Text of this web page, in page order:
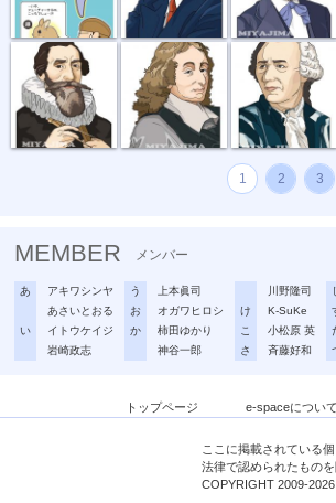
理科の偉人似... 理科の偉人似... 理科の偉人似...
1 2 3
MEMBER メンバー
あ
アキワシンヤ
あさいとおる
い
イトウケイジ
岩崎政志
う
上本眞司
お
オガワヒロシ
か
柿田ゆかり
神谷一郎
川野隆司
け
K-SuKe
こ
小松原 英
さ
斉藤好和
し
トップページ e-spaceについて
ここに掲載されている
法律で認められたもの
COPYRIGHT 2009-